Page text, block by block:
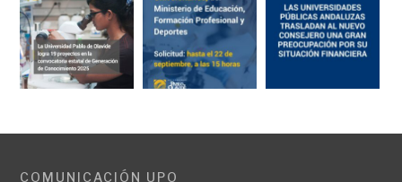
COMUNICACIÓN UPO